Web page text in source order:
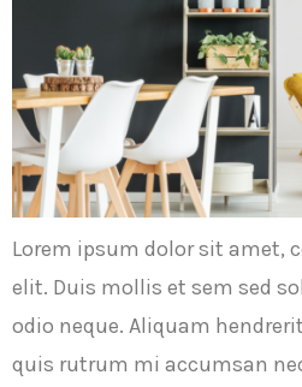
Lorem ipsum dolor sit amet,
elit. Duis mollis et sem sed
odio neque. Aliquam
quis rutrum mi accumsan